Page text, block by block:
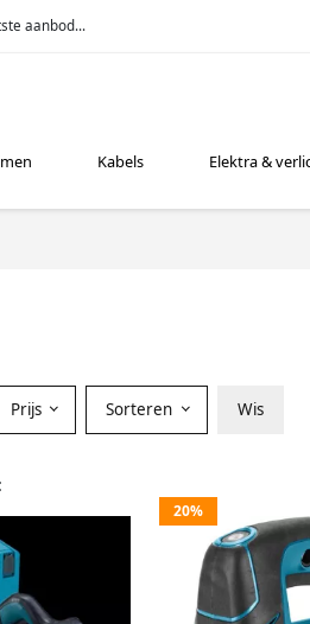
aanbod...
Kabels Elektra &
Prijs Sorteren Wis
20%